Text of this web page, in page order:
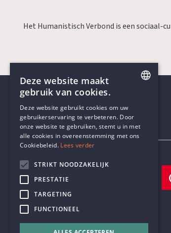
Het Humanistisch Verbond is een sociaal-
Contactgegevens
TELEFOON
+32 3 233 70 32
DUTCH
Deze website maakt
gebruik van cookies.
Deze website gebruikt cookies om uw
gebruikerservaring te verbeteren. Door
onze website te gebruiken, stemt u in met
alle cookies in overeenstemming met ons
Cookiebeleid. Lees verder
STRIKT NOODZAKELIJK
PRESTATIE
TARGETING
FUNCTIONEEL